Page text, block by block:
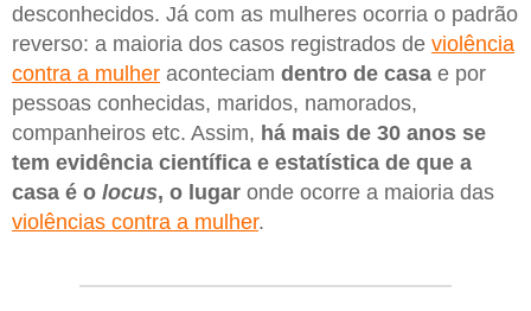
desconhecidos. Já com as mulheres ocorria o padrão
reverso: a maioria dos casos registrados de violência
contra a mulher aconteciam dentro de casa e por
pessoas conhecidas, maridos, namorados,
companheiros etc. Assim, há mais de 30 anos se
tem evidência científica e estatística de que a
casa é o locus, o lugar onde ocorre a maioria das
violências contra a mulher.